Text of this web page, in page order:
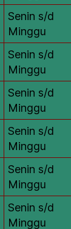
Senin s/d
Minggu
Senin s/d
Minggu
Senin s/d
Minggu
Senin s/d
Minggu
Senin s/d
Minggu
Senin s/d
Minggu